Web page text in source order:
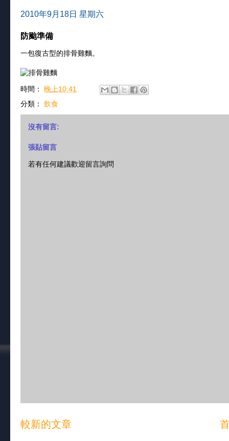
2010年9月18日 星期六
防颱準備
一包復古型的排骨雞麵。
時間： 晚上10:41
分類： 飲食
沒有留言:
張貼留言
若有任何建議歡迎留言詢問
較新的文章